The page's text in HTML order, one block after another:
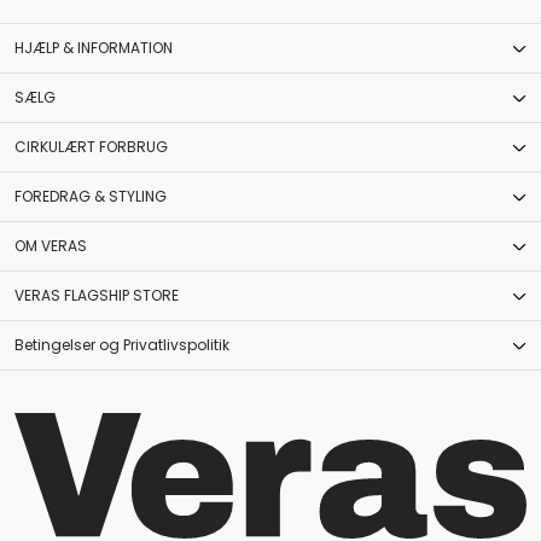
HJÆLP & INFORMATION
SÆLG
CIRKULÆRT FORBRUG
FOREDRAG & STYLING
OM VERAS
VERAS FLAGSHIP STORE
Betingelser og Privatlivspolitik